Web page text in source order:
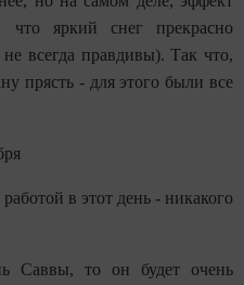
что яркий снег прекрасно
всегда правдивы). Так что,
прясть - для этого были все
в этот день - никакого
Саввы, то он будет очень